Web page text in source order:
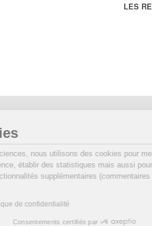
Sur Echosciences, nous utilisons des
notre audience, établir des statistiques
site de fonctionnalités supplémentaires
Lire la politique de confidentialité
Consentements certifiés par
LES